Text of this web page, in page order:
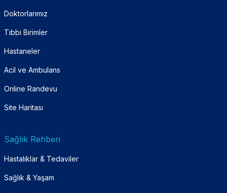
Doktorlarımız
Tıbbi Birimler
Hastaneler
Acil ve Ambulans
Online Randevu
Site Haritası
Sağlık Rehberi
Hastalıklar & Tedaviler
Sağlık & Yaşam